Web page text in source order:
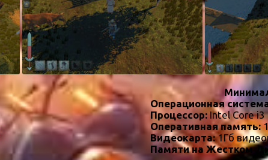
Операционная
Процессор: Intel Core i3
Оперативная память:
Видеокарта:1Гб
Памяти на Жестком